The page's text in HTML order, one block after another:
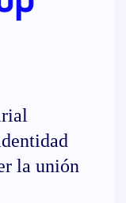
la unión